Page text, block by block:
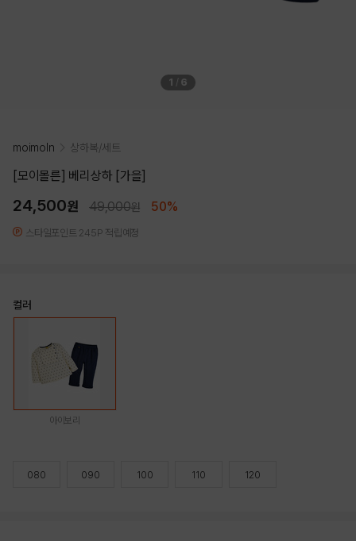
1 / 6
moimoln 상하복/세트
[모이몰른] 베리상하 [가을]
24,500원 49,000원 50%
스타일포인트 245P 적립예정
컬러
아이보리
080 090 100 110 120